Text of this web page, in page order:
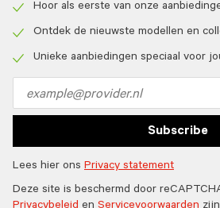
icon
Hoor als eerste van onze
icon
Ontdek de nieuwste modellen en
Unieke aanbiedingen speciaal voor
address
Subscribe
Lees hier ons Privacy statement
Deze site is beschermd door